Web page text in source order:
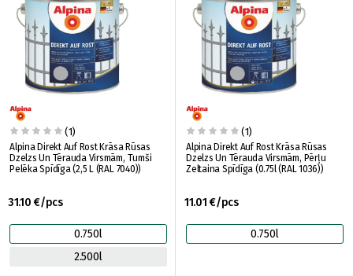
(1)
Alpina Direkt Auf Rost Krāsa Rūsas
Dzelzs Un Tērauda Virsmām, Tumši
Pelēka Spīdīga (2,5 L (RAL 7040))
31.10 €/pcs
0.750l
2.500l
(1)
Alpina Direkt Auf Rost Krāsa Rūsas
Dzelzs Un Tērauda Virsmām, Pērļu
Zeltaina Spīdīga (0.75l (RAL 1036))
11.01 €/pcs
0.750l